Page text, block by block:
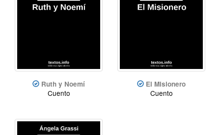
Ruth y Noemí
Cuento
El Misionero
Cuento